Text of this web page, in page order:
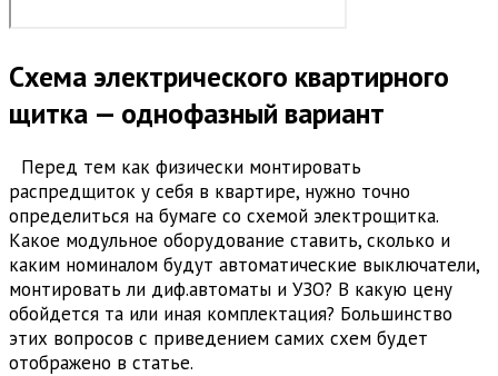
Схема электрического квартирного
щитка — однофазный вариант
Перед тем как физически монтировать
распредщиток у себя в квартире, нужно точно
определиться на бумаге со схемой электрощитка.
Какое модульное оборудование ставить, сколько и
каким номиналом будут автоматические выключатели,
монтировать ли диф.автоматы и УЗО? В какую цену
обойдется та или иная комплектация? Большинство
этих вопросов с приведением самих схем будет
отображено в статье.